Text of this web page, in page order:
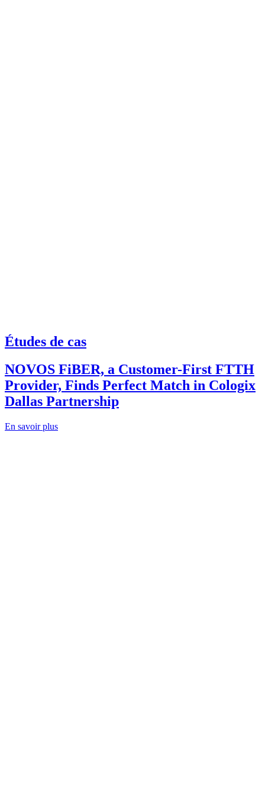
Études de cas
NOVOS FiBER, a Customer-First FTTH
Provider, Finds Perfect Match in Cologix
Dallas Partnership
En savoir plus